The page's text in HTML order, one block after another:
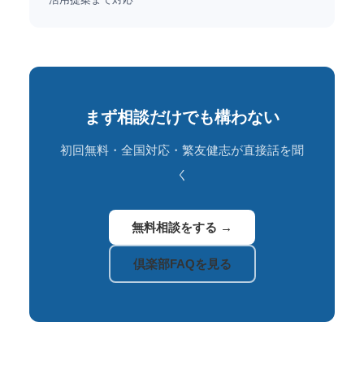
まず相談だけでも構わない
初回無料・全国対応・繁友健志が直接話を聞
く
無料相談をする →
倶楽部FAQを見る